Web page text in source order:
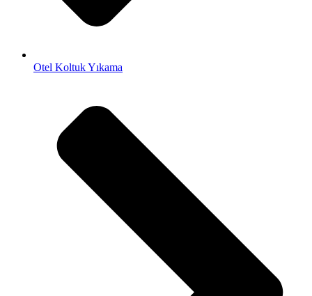
Otel Koltuk Yıkama